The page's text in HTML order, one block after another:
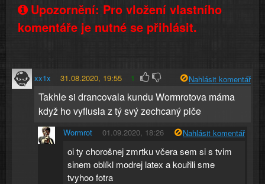
Upozornění: Pro vložení vlastního
komentáře je nutné se přihlásit.
xx1x 31.08.2020, 19:55 1 Nahlásit komentář
Takhle si drancovala kundu Wormrotova máma
když ho vyflusla z tý svý zechcaný piče
Wormrot 01.09.2020, 18:26 Nahlásit komentář
oi ty chorošnej zmrtku včera sem si s tvim
sinem oblíkl modrej latex a kouřili sme
tvyhoo fotra